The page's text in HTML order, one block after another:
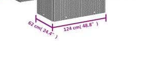
Време за доставка: 5 до 9 дни